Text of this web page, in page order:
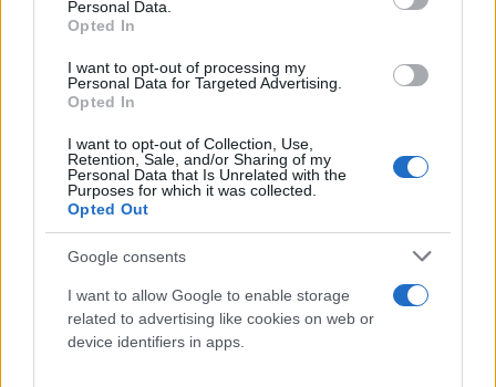
Personal Data.
Opted In
I want to opt-out of processing my
Personal Data for Targeted Advertising.
Opted In
I want to opt-out of Collection, Use,
Retention, Sale, and/or Sharing of my
Personal Data that Is Unrelated with the
Purposes for which it was collected.
Opted Out
Google consents
I want to allow Google to enable storage
related to advertising like cookies on web or
device identifiers in apps.
Αντιδράσεις στα social για το θάνατο του
κουταβιού που ζούσε με λύκους - Τι απαντά ο δρ
06.08.2026